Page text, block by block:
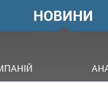
ГОЛОВНЕ
МЕНЮ
НОВИНИ